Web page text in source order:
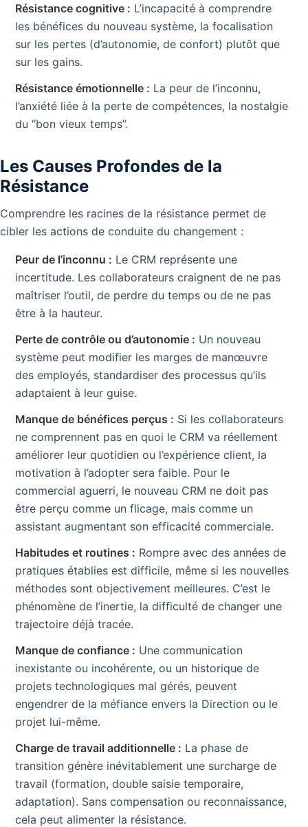
Résistance cognitive : L’incapacité à comprendre
les bénéfices du nouveau système, la focalisation
sur les pertes (d’autonomie, de confort) plutôt que
sur les gains.
Résistance émotionnelle : La peur de l’inconnu,
l’anxiété liée à la perte de compétences, la nostalgie
du “bon vieux temps”.
Les Causes Profondes de la
Résistance
Comprendre les racines de la résistance permet de
cibler les actions de conduite du changement :
Peur de l’inconnu : Le CRM représente une
incertitude. Les collaborateurs craignent de ne pas
maîtriser l’outil, de perdre du temps ou de ne pas
être à la hauteur.
Perte de contrôle ou d’autonomie : Un nouveau
système peut modifier les marges de manœuvre
des employés, standardiser des processus qu’ils
adaptaient à leur guise.
Manque de bénéfices perçus : Si les collaborateurs
ne comprennent pas en quoi le CRM va réellement
améliorer leur quotidien ou l’expérience client, la
motivation à l’adopter sera faible. Pour le
commercial aguerri, le nouveau CRM ne doit pas
être perçu comme un flicage, mais comme un
assistant augmentant son efficacité commerciale.
Habitudes et routines : Rompre avec des années de
pratiques établies est difficile, même si les nouvelles
méthodes sont objectivement meilleures. C’est le
phénomène de l’inertie, la difficulté de changer une
trajectoire déjà tracée.
Manque de confiance : Une communication
inexistante ou incohérente, ou un historique de
projets technologiques mal gérés, peuvent
engendrer de la méfiance envers la Direction ou le
projet lui-même.
Charge de travail additionnelle : La phase de
transition génère inévitablement une surcharge de
travail (formation, double saisie temporaire,
adaptation). Sans compensation ou reconnaissance,
cela peut alimenter la résistance.